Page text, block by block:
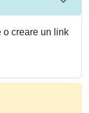
o creare un link